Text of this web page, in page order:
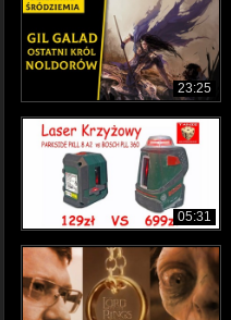
23:25
05:31